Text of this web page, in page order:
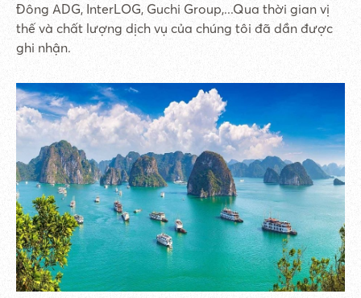
Đông ADG, InterLOG, Guchi Group,...Qua thời gian vị
thế và chất lượng dịch vụ của chúng tôi đã dần được
ghi nhận.